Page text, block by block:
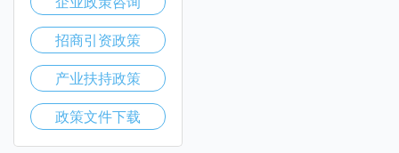
招商引资政策
产业扶持政策
政策文件下载